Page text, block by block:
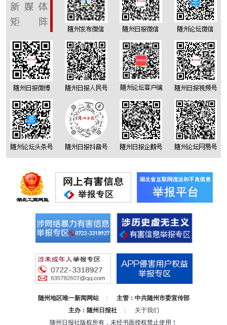
随州地区唯一新闻网站 |
主管：中共随州市委宣传部
主办：随州日报社
|
关于我们
随州日报社版权所有，未经书面授权禁止使用！